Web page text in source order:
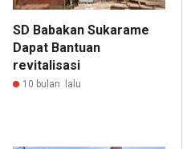
SD Babakan Sukarame
Dapat Bantuan
revitalisasi
10 bulan lalu